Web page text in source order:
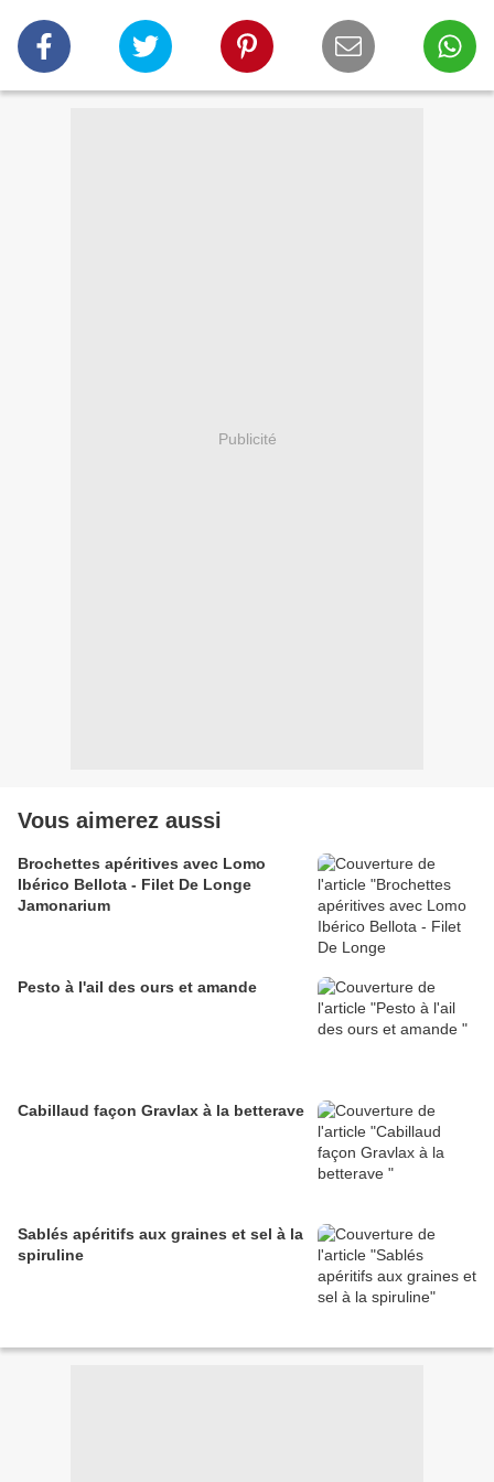
Publicité
Vous aimerez aussi
Brochettes apéritives avec Lomo
Ibérico Bellota - Filet De Longe
Jamonarium
Pesto à l'ail des ours et amande
Cabillaud façon Gravlax à la betterave
Sablés apéritifs aux graines et sel à la
spiruline